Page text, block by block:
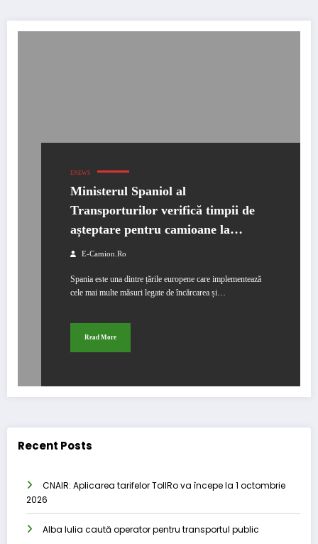
ENEWS
Ministerul Spaniol al
Transporturilor verifică timpii de
așteptare pentru camioane la
incarcare/descarcare
E-Camion.ro
Spania este una dintre țările europene care implementează
cele mai multe măsuri legate de încărcarea și…
Read More
Recent Posts
CNAIR: Aplicarea tarifelor TollRo va începe la 1 octombrie
2026
Alba Iulia caută operator pentru transportul public